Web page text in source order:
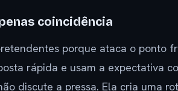
coincidência
porque ataca o ponto
rápida e usam a expectativa
discute a pressa. Ela cria uma